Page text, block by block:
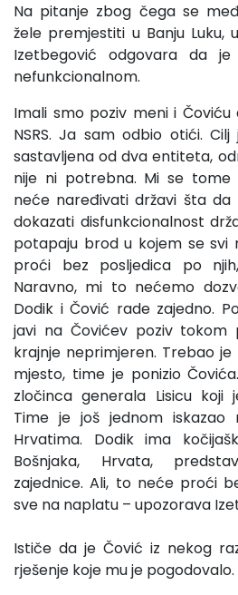
Na pitanje zbog čega se
žele premjestiti u Banju Luku,
Izetbegović odgovara da
nefunkcionalnom.
Imali smo poziv meni i
NSRS. Ja sam odbio otići.
sastavljena od dva entiteta,
nije ni potrebna. Mi se tome
neće naređivati državi šta da
dokazati disfunkcionalnost
potapaju brod u kojem se svi
proći bez posljedica po
Naravno, mi to nećemo
Dodik i Čović rade zajedno.
javi na Čovićev poziv tokom
krajnje neprimjeren. Trebao
mjesto, time je ponizio
zločinca generala Lisicu koji
Time je još jednom iskazao
Hrvatima. Dodik ima
Bošnjaka, Hrvata,
zajednice. Ali, to neće proći
sve na naplatu – upozorava
Ističe da je Čović iz nekog
rješenje koje mu je pogodovalo.